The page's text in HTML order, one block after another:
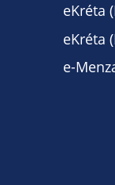
eKréta
eKréta
e-